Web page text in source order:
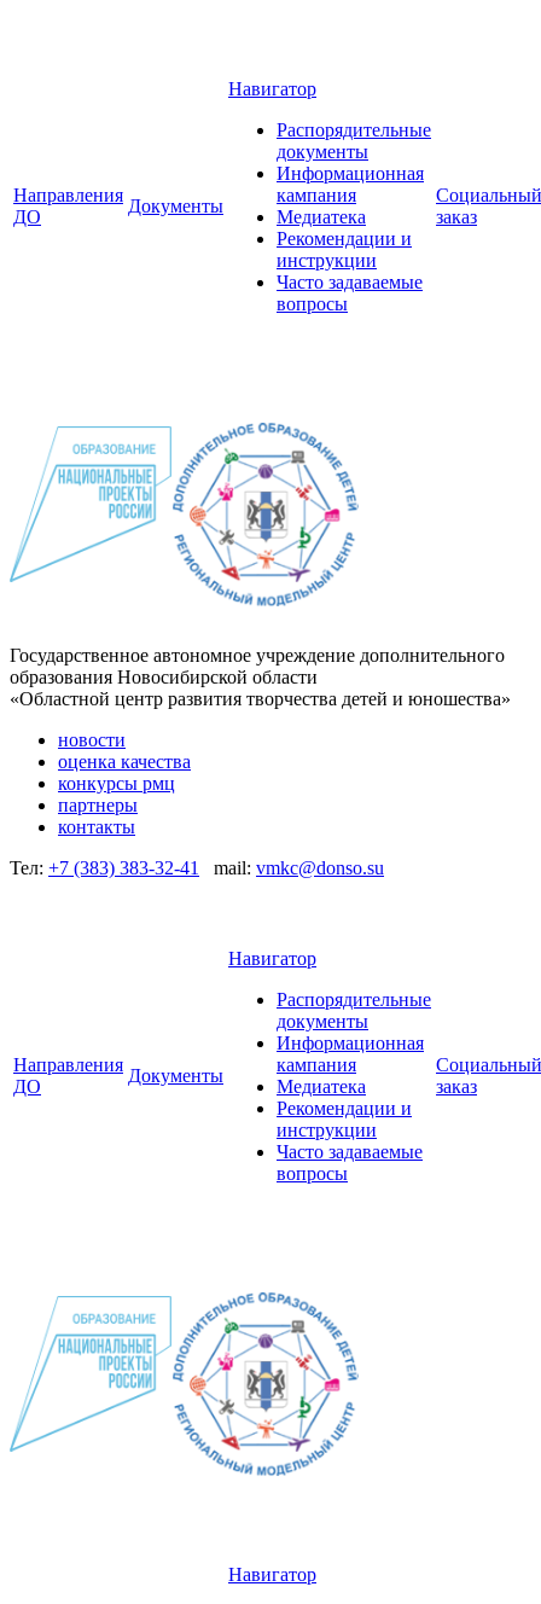
Направления
ДО
Документы
Навигатор
Распорядительные
документы
Информационная
кампания
Медиатека
Рекомендации и
инструкции
Часто задаваемые
вопросы
Социальный
заказ
Государственное автономное учреждение дополнительного
образования Новосибирской области
«Областной центр развития творчества детей и юношества»
новости
оценка качества
конкурсы рмц
партнеры
контакты
Тел: +7 (383) 383-32-41 mail: vmkc@donso.su
Направления
ДО
Документы
Навигатор
Распорядительные
документы
Информационная
кампания
Медиатека
Рекомендации и
инструкции
Часто задаваемые
вопросы
Социальный
заказ
Навигатор